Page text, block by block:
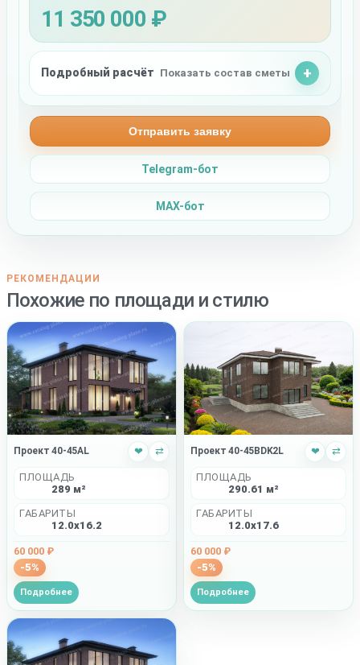
11 350 000 ₽
Подробный расчёт Показать состав сметы
Отправить заявку
Telegram-бот
MAX-бот
РЕКОМЕНДАЦИИ
Похожие по площади и стилю
Проект 40-45AL ❤ ⇄
ПЛОЩАДЬ
289 м²
ГАБАРИТЫ
12.0x16.2
60 000 ₽
-5%
Подробнее
Проект 40-45BDK2L ❤ ⇄
ПЛОЩАДЬ
290.61 м²
ГАБАРИТЫ
12.0x17.6
60 000 ₽
-5%
Подробнее